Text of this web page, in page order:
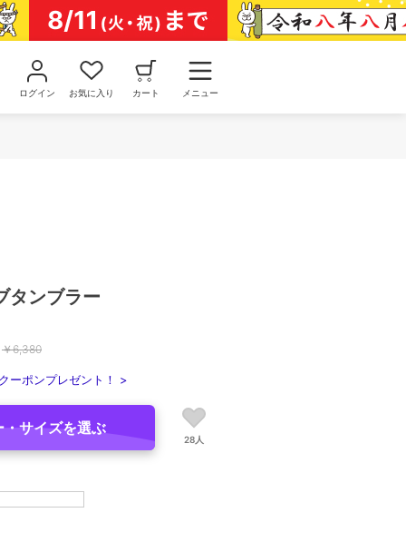
ログイン お気に入り カート メニュー
タンブラー
￥6,380
ーポンプレゼント！ >
・サイズを選ぶ
28人